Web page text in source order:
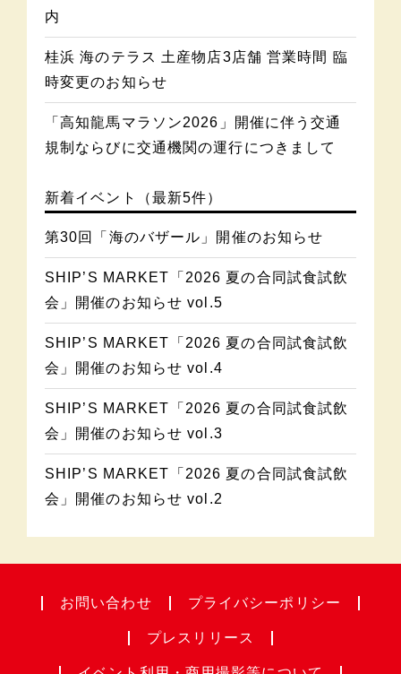
内
桂浜 海のテラス 土産物店3店舗 営業時間 臨
時変更のお知らせ
「高知龍馬マラソン2026」開催に伴う交通
規制ならびに交通機関の運行につきまして
新着イベント（最新5件）
第30回「海のバザール」開催のお知らせ
SHIP’S MARKET「2026 夏の合同試食試飲
会」開催のお知らせ vol.5
SHIP’S MARKET「2026 夏の合同試食試飲
会」開催のお知らせ vol.4
SHIP’S MARKET「2026 夏の合同試食試飲
会」開催のお知らせ vol.3
SHIP’S MARKET「2026 夏の合同試食試飲
会」開催のお知らせ vol.2
お問い合わせ プライバシーポリシー
プレスリリース